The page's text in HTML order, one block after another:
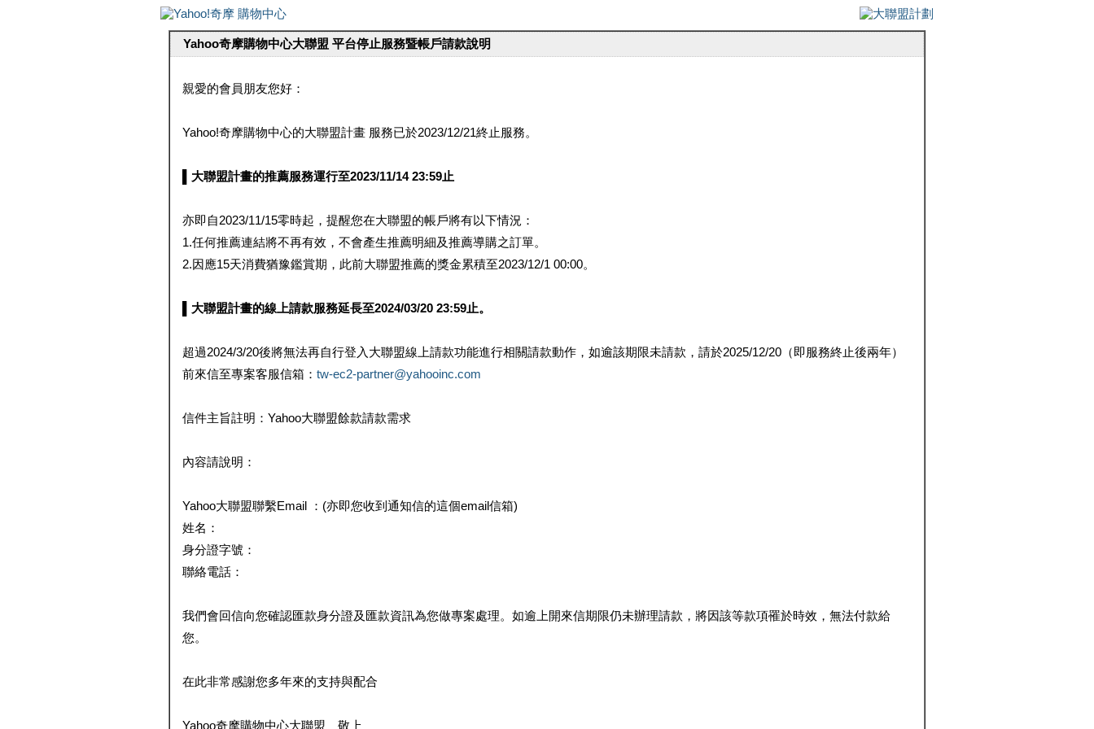
Yahoo奇摩購物中心大聯盟 平台停止服務暨帳戶請款說明
親愛的會員朋友您好：
Yahoo!奇摩購物中心的大聯盟計畫 服務已於2023/12/21終止服務。
▌大聯盟計畫的推薦服務運行至2023/11/14 23:59止
亦即自2023/11/15零時起，提醒您在大聯盟的帳戶將有以下情況：
1.任何推薦連結將不再有效，不會產生推薦明細及推薦導購之訂單。
2.因應15天消費猶豫鑑賞期，此前大聯盟推薦的獎金累積至2023/12/1 00:00。
▌大聯盟計畫的線上請款服務延長至2024/03/20 23:59止。
超過2024/3/20後將無法再自行登入大聯盟線上請款功能進行相關請款動作，如逾該期限未請款，請於2025/12/20（即服務終止後兩年）
前來信至專案客服信箱： tw-ec2-partner@yahooinc.com
信件主旨註明：Yahoo大聯盟餘款請款需求
內容請說明：
Yahoo大聯盟聯繫Email ：(亦即您收到通知信的這個email信箱)
姓名：
身分證字號：
聯絡電話：
我們會回信向您確認匯款身分證及匯款資訊為您做專案處理。如逾上開來信期限仍未辦理請款，將因該等款項罹於時效，無法付款給
您。
在此非常感謝您多年來的支持與配合
Yahoo奇摩購物中心大聯盟 敬上